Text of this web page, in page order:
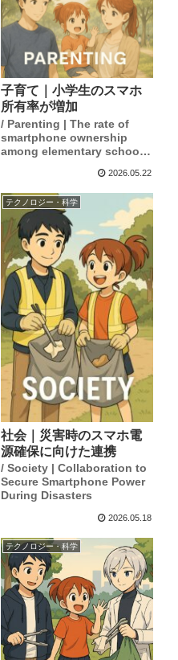
子育て｜小学生のスマホ
所有率が増加
/ Parenting | The rate of
smartphone ownership
among elementary school
2026.05.22
テクノロジー・科学
社会｜災害時のスマホ電
源確保に向けた連携
/ Society | Collaboration to
Secure Smartphone Power
During Disasters
2026.05.18
テクノロジー・科学